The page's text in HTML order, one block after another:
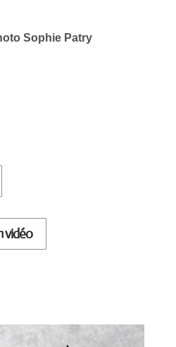
Sophie Patry
vidéo